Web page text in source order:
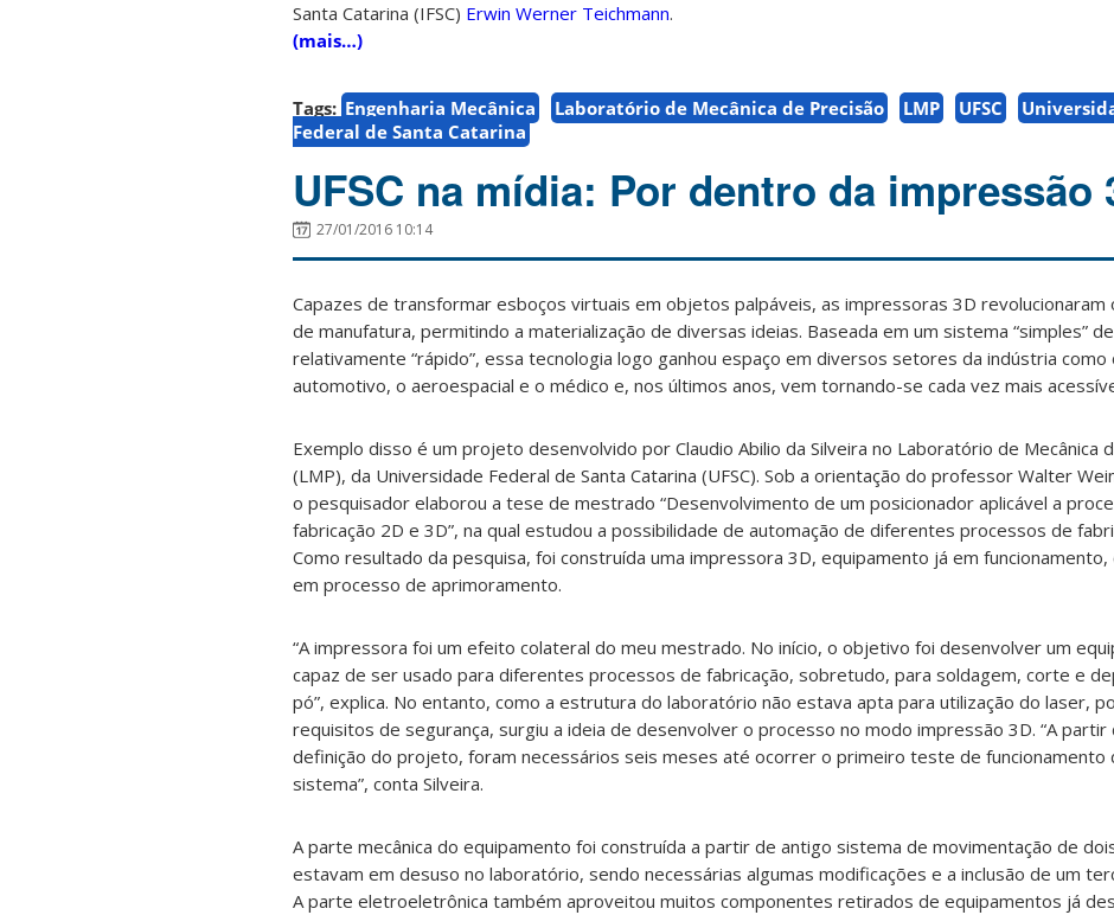
Santa Catarina (IFSC) Erwin Werner Teichmann.
(mais…)
Tags: Engenharia Mecânica Laboratório de Mecânica de Precisão LMP UFSC
Federal de Santa Catarina
UFSC na mídia: Por dentro da impressão
27/01/2016 10:14
Capazes de transformar esboços virtuais em objetos palpáveis, as impressoras 3D revolucionaram
de manufatura, permitindo a materialização de diversas ideias. Baseada em um sistema “simples”
relativamente “rápido”, essa tecnologia logo ganhou espaço em diversos setores da indústria como
automotivo, o aeroespacial e o médico e, nos últimos anos, vem tornando-se cada vez mais
Exemplo disso é um projeto desenvolvido por Claudio Abilio da Silveira no Laboratório de Mecânica
(LMP), da Universidade Federal de Santa Catarina (UFSC). Sob a orientação do professor Walter
o pesquisador elaborou a tese de mestrado “Desenvolvimento de um posicionador aplicável a
fabricação 2D e 3D”, na qual estudou a possibilidade de automação de diferentes processos de
Como resultado da pesquisa, foi construída uma impressora 3D, equipamento já em funcionamento,
em processo de aprimoramento.
“A impressora foi um efeito colateral do meu mestrado. No início, o objetivo foi desenvolver um
capaz de ser usado para diferentes processos de fabricação, sobretudo, para soldagem, corte e
pó”, explica. No entanto, como a estrutura do laboratório não estava apta para utilização do laser,
requisitos de segurança, surgiu a ideia de desenvolver o processo no modo impressão 3D. “A partir
definição do projeto, foram necessários seis meses até ocorrer o primeiro teste de funcionamento
sistema”, conta Silveira.
A parte mecânica do equipamento foi construída a partir de antigo sistema de movimentação de
estavam em desuso no laboratório, sendo necessárias algumas modificações e a inclusão de um
A parte eletroeletrônica também aproveitou muitos componentes retirados de equipamentos já